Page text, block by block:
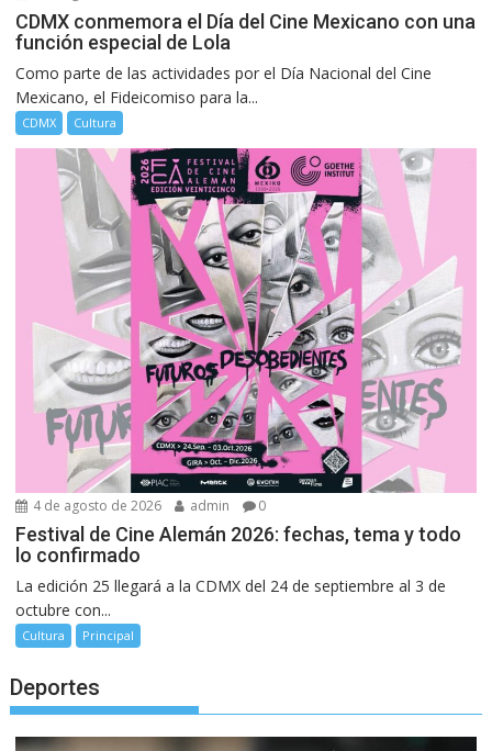
CDMX conmemora el Día del Cine Mexicano con una
función especial de Lola
Como parte de las actividades por el Día Nacional del Cine
Mexicano, el Fideicomiso para la...
CDMX Cultura
4 de agosto de 2026 admin 0
Festival de Cine Alemán 2026: fechas, tema y todo
lo confirmado
La edición 25 llegará a la CDMX del 24 de septiembre al 3 de
octubre con...
Cultura Principal
Deportes